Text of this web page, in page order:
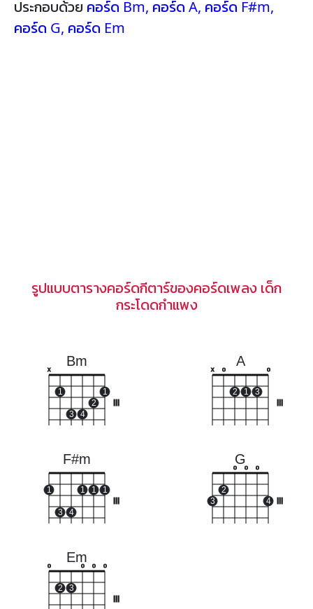
ประกอบด้วย คอร์ด Bm, คอร์ด A, คอร์ด F#m,
คอร์ด G, คอร์ด Em
รูปแบบตารางคอร์ดกีตาร์ของคอร์ดเพลง เด็ก
กระโดดกำแพง
Bm
x
1
3 4
2
1
A
x o
2 1 3
o
F#m
1
3 4
1 1 1
G
3
2
o o o
4
Em
o
2 3
o o o